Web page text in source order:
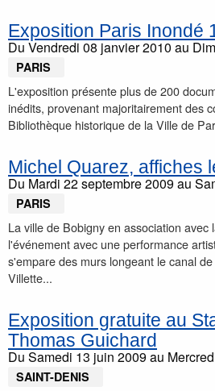
Exposition Paris Inondé
Du Vendredi 08 janvier 2010 au
PARIS
L'exposition présente plus de 200
inédits, provenant majoritairement des
Bibliothèque historique de la Ville de
Michel Quarez, affiches
Du Mardi 22 septembre 2009au
PARIS
La ville de Bobigny en association
l'événement avec une performance
s'empare des murs longeant le canal
Villette...
Exposition gratuite au
Thomas Guichard
Du Samedi 13 juin 2009au
SAINT-DENIS